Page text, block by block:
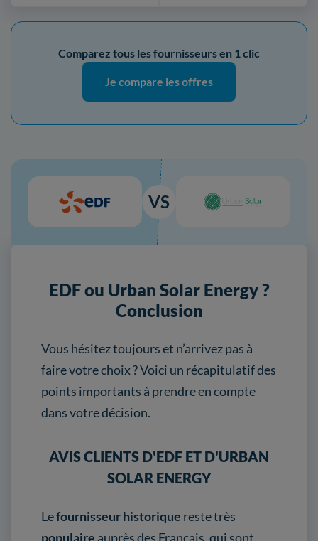
Comparez tous les fournisseurs en 1 clic
Je compare les offres
VS
EDF ou Urban Solar Energy ?
Conclusion
Vous hésitez toujours et n’arrivez pas à
faire votre choix ? Voici un récapitulatif des
points importants à prendre en compte
dans votre décision.
AVIS CLIENTS D'EDF ET D'URBAN
SOLAR ENERGY
Lefournisseur historique reste très
populaire auprès des Français, qui sont